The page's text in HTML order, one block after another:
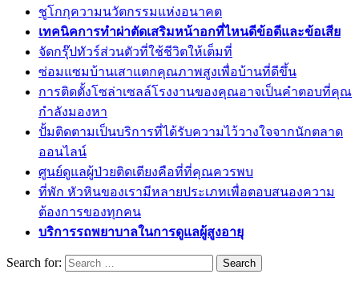
ชูโกกุความนวัตกรรมแห่งอนาคต
เทคนิคการทำผ่าตัดเสริมหน้าอกที่ไหนดีข้อดีและข้อเสีย
จัดกรุ๊ปทัวร์ส่วนตัวที่ใช้ชีวิตให้เต็มที่
ซ่อมแซมบ้านเสาแตกคุณภาพสูงเพื่อบ้านที่ดีขึ้น
การติดตั้งโซล่าเซลล์โรงงานของคุณอาจเป็นคำตอบที่คุณ
กำลังมองหา
ปั้มติดตามเป็นบริการที่ได้รับความไว้วางใจจากนักตลาด
ออนไลน์
ศูนย์ดูแลผู้ป่วยติดเตียงคือที่ที่คุณควรพบ
ที่พัก หัวหินของเรามีหลายประเภทเพื่อตอบสนองความ
ต้องการของทุกคน
บริการรถพยาบาลในการดูแลผู้สูงอายุ
Search for: